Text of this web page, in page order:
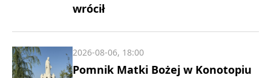
wrócił
Pomnik Matki Bożej w Konotopiu
2026-08-06, 18:00